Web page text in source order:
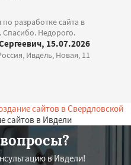
разработке сайта в
Недорого.
15.07.2026
Ивдель, Новая, 11
сайтов в Свердловской
сайтов в Ивдели
в Ивдели!